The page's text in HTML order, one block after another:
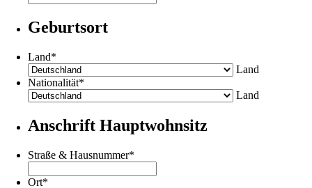
Geburtsort
Land*
Land
Nationalität*
Land
Anschrift Hauptwohnsitz
Straße & Hausnummer*
Ort*